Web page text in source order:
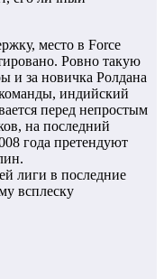
место в Force
Ровно такую
и за новичка Ролдана
индийский
перед непростым
на последний
года претендуют
лиги в последние
всплеску